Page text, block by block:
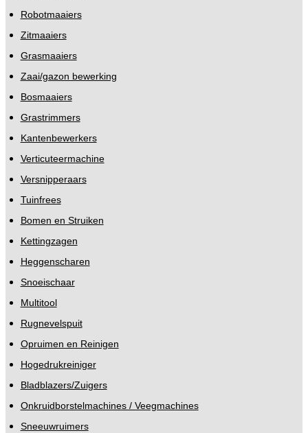
Robotmaaiers
Zitmaaiers
Grasmaaiers
Zaai/gazon bewerking
Bosmaaiers
Grastrimmers
Kantenbewerkers
Verticuteermachine
Versnipperaars
Tuinfrees
Bomen en Struiken
Kettingzagen
Heggenscharen
Snoeischaar
Multitool
Rugnevelspuit
Opruimen en Reinigen
Hogedrukreiniger
Bladblazers/Zuigers
Onkruidborstelmachines / Veegmachines
Sneeuwruimers